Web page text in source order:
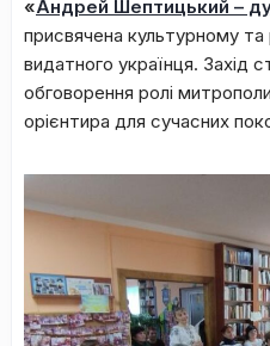
«Андрей Шептицький –
присвячена культурному та
видатного українця. Захід
обговорення ролі
орієнтира для сучасних